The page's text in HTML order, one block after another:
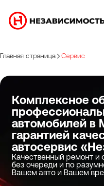
Главная страница Сервис
Комплексное
автомобилей в
гарантией
автосервис
Качественный ремонт и
без очереди и по
Вашем авто и Вашем